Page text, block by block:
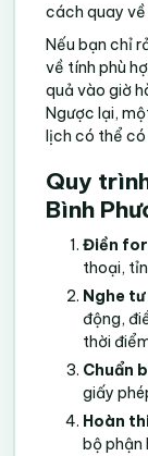
cách quay về
Nếu bạn chỉ
về tính phù
quả vào giờ
Ngược lại,
lịch có thể có
Quy
Bình
Điền
thoại,
Nghe tư
động,
thời
Chuẩn
giấy
Hoàn
bộ phận